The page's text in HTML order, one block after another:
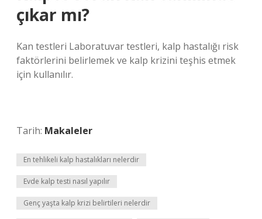
çıkar mı?
Kan testleri Laboratuvar testleri, kalp hastalığı risk
faktörlerini belirlemek ve kalp krizini teşhis etmek
için kullanılır.
Tarih: Makaleler
En tehlikeli kalp hastalıkları nelerdir
Evde kalp testi nasıl yapılır
Genç yaşta kalp krizi belirtileri nelerdir